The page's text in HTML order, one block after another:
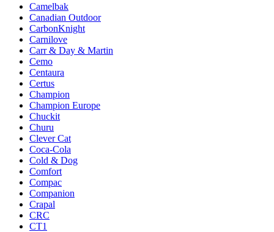
Camelbak
Canadian Outdoor
CarbonKnight
Carnilove
Carr & Day & Martin
Cemo
Centaura
Certus
Champion
Champion Europe
Chuckit
Churu
Clever Cat
Coca-Cola
Cold & Dog
Comfort
Compac
Companion
Crapal
CRC
CT1